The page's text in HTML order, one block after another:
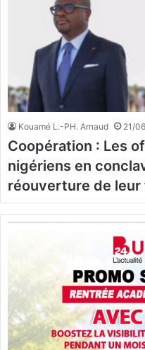
Kouamé L.-PH. Arnaud 21/
Coopération : Les
nigériens en
réouverture de